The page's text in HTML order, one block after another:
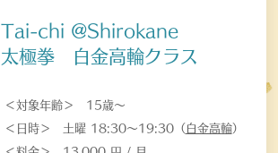
Tai-chi @Shirokane
​太極拳 白金高輪クラス
＜対象年齢＞ 15歳〜
＜日時＞ 土曜 18:30〜19:30（ 白金高輪）